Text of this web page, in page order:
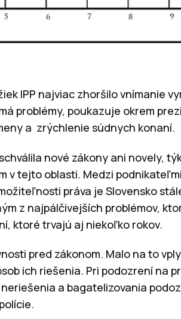
IPP najviac zhoršilo vnímanie
problémy, poukazuje okrem
a zrýchlenie súdnych konaní.
nové zákony ani novely,
v tejto oblasti. Medzi
práva je Slovensko
z najpálčivejších problémov,
ktoré trvajú aj niekoľko rokov.
pred zákonom. Malo na to
ich riešenia. Pri podozrení na
a bagatelizovania